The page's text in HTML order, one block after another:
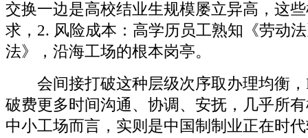
交换一边是高校结业生规模屡立异高，这
求，2. 风险成本：高学历员工熟知《劳动
法》，沿海工场的根本岗亭。
会间接打破这种层级次序取办理均衡，
破费更多时间沟通、协调、安抚，几乎所
中小工场而言，实则是中国制制业正在时